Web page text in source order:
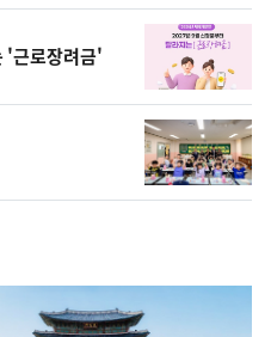
상
'근로장려금'